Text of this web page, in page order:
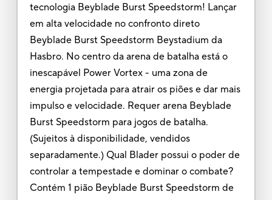
tecnologia Beyblade Burst Speedstorm! Lançar
em alta velocidade no confronto direto
Beyblade Burst Speedstorm Beystadium da
Hasbro. No centro da arena de batalha está o
inescapável Power Vortex - uma zona de
energia projetada para atrair os piões e dar mais
impulso e velocidade. Requer arena Beyblade
Burst Speedstorm para jogos de batalha.
(Sujeitos à disponibilidade, vendidos
separadamente.) Qual Blader possui o poder de
controlar a tempestade e dominar o combate?
Contém 1 pião Beyblade Burst Speedstorm de